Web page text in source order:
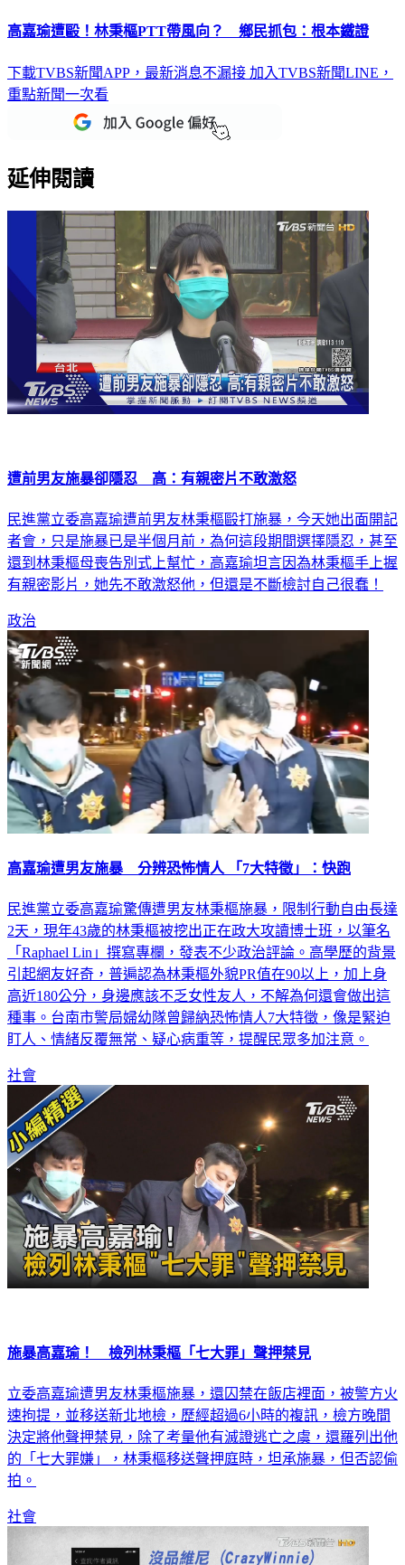
高嘉瑜遭毆！林秉樞PTT帶風向？ 鄉民抓包：根本鐵證
下載TVBS新聞APP，最新消息不漏接 加入TVBS新聞LINE，
重點新聞一次看
延伸閱讀
遭前男友施暴卻隱忍 高：有親密片不敢激怒
民進黨立委高嘉瑜遭前男友林秉樞毆打施暴，今天她出面開記
者會，只是施暴已是半個月前，為何這段期間選擇隱忍，甚至
還到林秉樞母喪告別式上幫忙，高嘉瑜坦言因為林秉樞手上握
有親密影片，她先不敢激怒他，但還是不斷檢討自己很蠢！
政治
高嘉瑜遭男友施暴 分辨恐怖情人 「7大特徵」：快跑
民進黨立委高嘉瑜驚傳遭男友林秉樞施暴，限制行動自由長達
2天，現年43歲的林秉樞被挖出正在政大攻讀博士班，以筆名
「Raphael Lin」撰寫專欄，發表不少政治評論。高學歷的背景
引起網友好奇，普遍認為林秉樞外貌PR值在90以上，加上身
高近180公分，身邊應該不乏女性友人，不解為何還會做出這
種事。台南市警局婦幼隊曾歸納恐怖情人7大特徵，像是緊迫
盯人、情緒反覆無常、疑心病重等，提醒民眾多加注意。
社會
施暴高嘉瑜！ 檢列林秉樞「七大罪」聲押禁見
立委高嘉瑜遭男友林秉樞施暴，還囚禁在飯店裡面，被警方火
速拘提，並移送新北地檢，歷經超過6小時的複訊，檢方晚間
決定將他聲押禁見，除了考量他有滅證逃亡之虞，還羅列出他
的「七大罪嫌」，林秉樞移送聲押庭時，坦承施暴，但否認偷
拍。
社會